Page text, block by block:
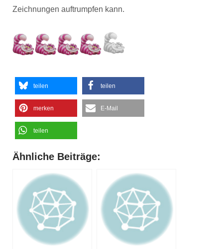
Zeichnungen auftrumpfen kann.
teilen teilen
merken E-Mail
teilen
Ähnliche Beiträge: